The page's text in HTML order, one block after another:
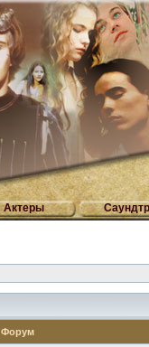
Актеры
Форум